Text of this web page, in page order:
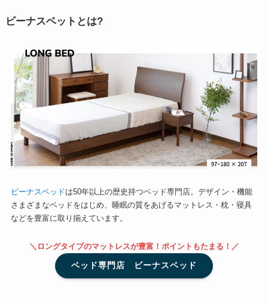
ビーナスベットとは?
ビーナスベッドは50年以上の歴史持つベッド専門店。デザイン・機能
さまざまなベッドをはじめ、睡眠の質をあげるマットレス・枕・寝具
などを豊富に取り揃えています。
＼ロングタイプのマットレスが豊富！ポイントもたまる！／
ベッド専門店 ビーナスベッド